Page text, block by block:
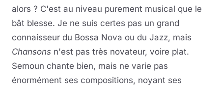
alors ? C'est au niveau purement musical que le
bât blesse. Je ne suis certes pas un grand
connaisseur du Bossa Nova ou du Jazz, mais
Chansons n'est pas très novateur, voire plat.
Semoun chante bien, mais ne varie pas
énormément ses compositions, noyant ses